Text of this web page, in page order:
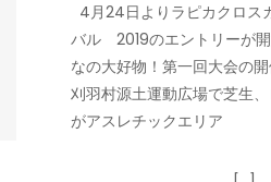
4月24日よりラピカクロス
バル 2019のエントリーが
なの大好物！第一回大会の
刈羽村源土運動広場で芝生
がアスレチックエリア